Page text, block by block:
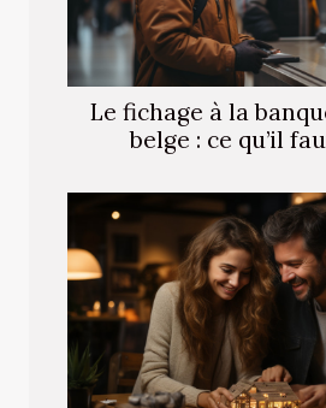
Le fichage à la
belge : ce qu’il